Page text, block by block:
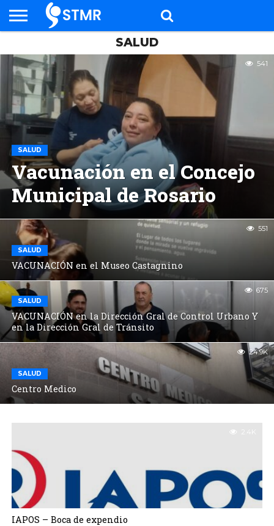
SALARIO
SERVICIOS
CAPACITACIÓN
EVENTOS
SALUD
INSTITUCIONAL
CONTACTO
INGRESAR
SALUD
SALUD
Vacunación en el Concejo
Municipal de Rosario
541
SALUD
VACUNACIÓN en el Museo Castagnino
551
SALUD
VACUNACIÓN en la Dirección Gral de Control Urbano Y
en la Dirección Gral de Tránsito
675
SALUD
Centro Medico
24.9K
2.4K
IAPOS – Boca de expendio